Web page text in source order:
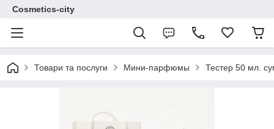
Cosmetics-city
Товари та послуги Мини-парфюмы Тестер 50 мл.